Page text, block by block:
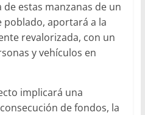
estas manzanas de un
aportará a la
revalorizada, con un
y vehículos en
implicará una
de fondos, la